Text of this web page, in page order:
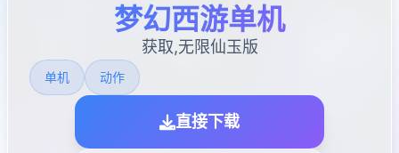
梦幻西游单机
获取,无限仙玉版
单机 动作
直接下载